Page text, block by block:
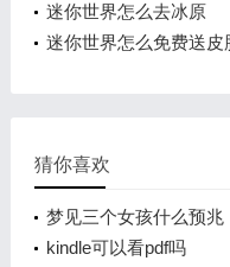
迷你世界怎么去冰原
迷你世界怎么免费送皮
猜你喜欢
梦见三个女孩什么预兆
kindle可以看pdf吗